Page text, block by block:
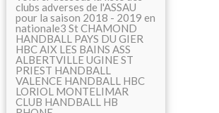
clubs adverses de l'ASSAU
pour la saison 2018 - 2019 en
nationale3 St CHAMOND
HANDBALL PAYS DU GIER
HBC AIX LES BAINS ASS
ALBERTVILLE UGINE ST
PRIEST HANDBALL
VALENCE HANDBALL HBC
LORIOL MONTELIMAR
CLUB HANDBALL HB